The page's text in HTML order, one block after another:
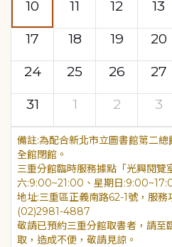
10
11 12 13
17
18 19 20
24
25 26 27
31
1 2 3
為配合新北市立圖書館第二
全館閉館。
三重分館臨時服務據點「光興閱覽
六:9:00~21:00、星期日
地址:三重區正義南路62-1號，服
(02)2981-4887
敬請已預約三重分館取書者，請至
取，造成不便，敬請見諒。